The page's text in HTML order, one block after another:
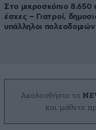
Στο μικροσκόπιο 8.650
έσχες – Γιατροί,
υπάλληλοι
Ακολουθήστε το
και μάθετε